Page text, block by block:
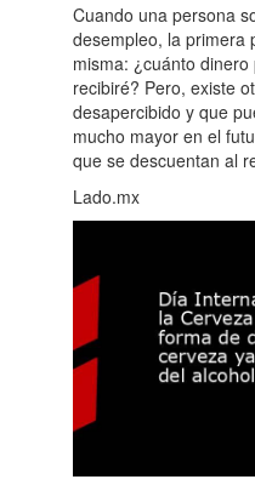
Cuando una persona
desempleo, la primera
misma: ¿cuánto
recibiré? Pero, existe
desapercibido y que
mucho mayor en el
que se descuentan al
Lado.mx